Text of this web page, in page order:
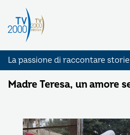
La passione di raccontare storie
Madre Teresa, un amore